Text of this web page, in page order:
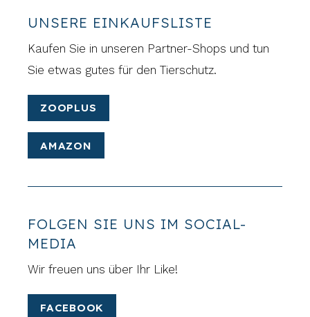
UNSERE EINKAUFSLISTE
Kaufen Sie in unseren Partner-Shops und tun
Sie etwas gutes für den Tierschutz.
ZOOPLUS
AMAZON
FOLGEN SIE UNS IM SOCIAL-
MEDIA
Wir freuen uns über Ihr Like!
FACEBOOK